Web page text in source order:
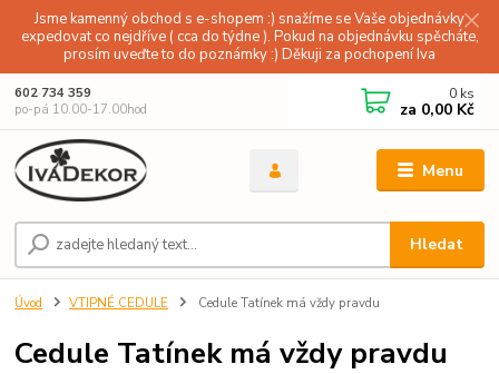
Jsme kamenný obchod s e-shopem :) snažíme se Vaše objednávky
expedovat co nejdříve ( cca do týdne ). Pokud na objednávku spěcháte,
prosím uveďte to do poznámky :) Děkuji za pochopení Iva
Menu
Hledat
602 734 359
po-pá 10.00-17.00hod
0 ks
za 0,00 Kč
Úvod VTIPNÉ CEDULE Cedule Tatínek má vždy pravdu
Cedule Tatínek má vždy pravdu